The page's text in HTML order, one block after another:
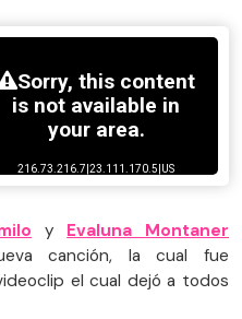
y Evaluna Montaner
canción, la cual fue
el cual dejó a todos